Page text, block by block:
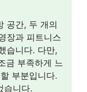
공간, 두 개의
장과 피트니스
습니다. 다만,
금 부족하게 느
부분입니다.
습니다.